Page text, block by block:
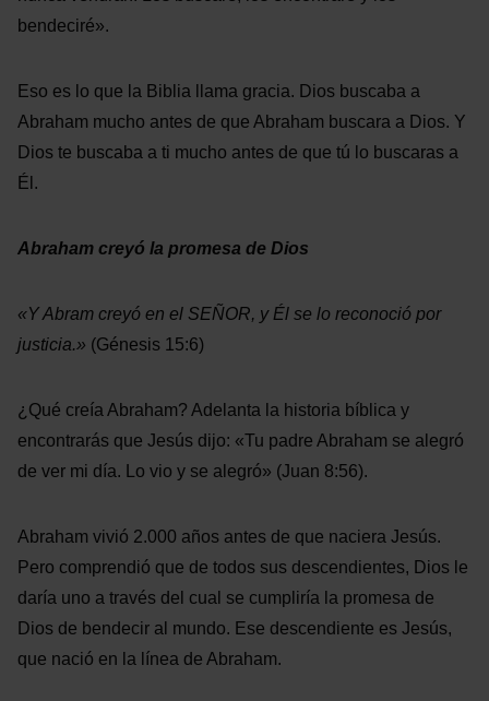
bendeciré».
Eso es lo que la Biblia llama gracia. Dios buscaba a
Abraham mucho antes de que Abraham buscara a Dios. Y
Dios te buscaba a ti mucho antes de que tú lo buscaras a
Él.
Abraham creyó la promesa de Dios
«Y Abram creyó en el SEÑOR, y Él se lo reconoció por
justicia.» (Génesis 15:6)
¿Qué creía Abraham? Adelanta la historia bíblica y
encontrarás que Jesús dijo: «Tu padre Abraham se alegró
de ver mi día. Lo vio y se alegró» (Juan 8:56).
Abraham vivió 2.000 años antes de que naciera Jesús.
Pero comprendió que de todos sus descendientes, Dios le
daría uno a través del cual se cumpliría la promesa de
Dios de bendecir al mundo. Ese descendiente es Jesús,
que nació en la línea de Abraham.